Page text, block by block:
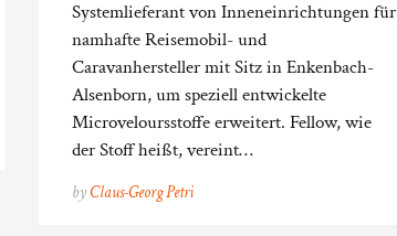
Systemlieferant von Inneneinrichtungen für
namhafte Reisemobil- und
Caravanhersteller mit Sitz in Enkenbach-
Alsenborn, um speziell entwickelte
Microveloursstoffe erweitert. Fellow, wie
der Stoff heißt, vereint…
byClaus-Georg Petri